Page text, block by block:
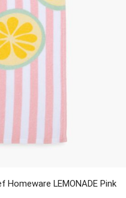
LEMONADE Pink